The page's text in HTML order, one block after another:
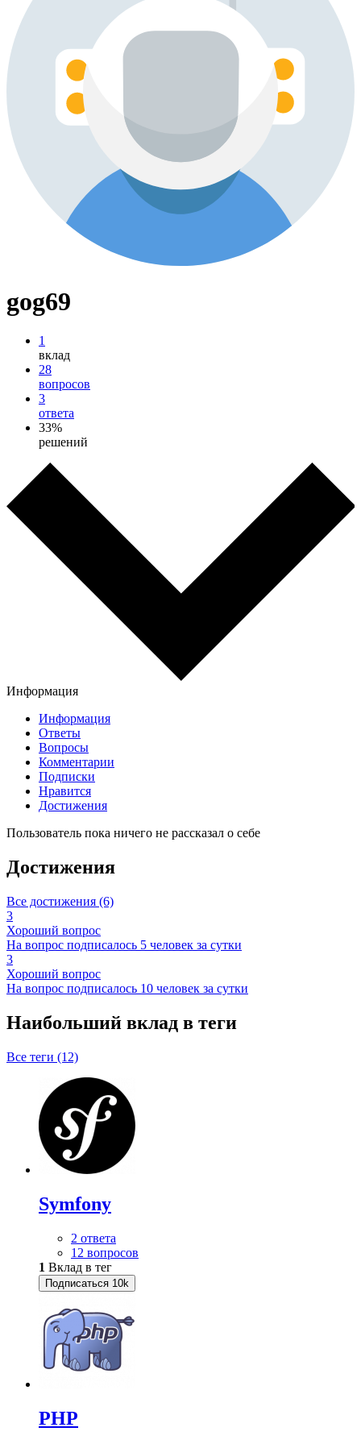
gog69
1
вклад
28
вопросов
3
ответа
33%
решений
Информация
Информация
Ответы
Вопросы
Комментарии
Подписки
Нравится
Достижения
Пользователь пока ничего не рассказал о себе
Достижения
Все достижения (6)
3
Хороший вопрос
На вопрос подписалось 5 человек за сутки
3
Хороший вопрос
На вопрос подписалось 10 человек за сутки
Наибольший вклад в теги
Все теги (12)
Symfony
2 ответа
12 вопросов
1 Вклад в тег
Подписаться 10k
PHP